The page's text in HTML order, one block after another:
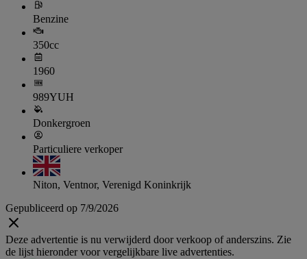
Benzine
350cc
1960
989YUH
Donkergroen
Particuliere verkoper
Niton, Ventnor, Verenigd Koninkrijk
Gepubliceerd op 7/9/2026
Deze advertentie is nu verwijderd door verkoop of anderszins. Zie
de lijst hieronder voor vergelijkbare live advertenties.